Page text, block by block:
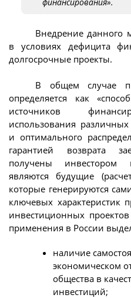
финансирования».
Внедрение данного
в условиях дефицита
долгосрочные проекты.
В общем случае
определяется как
источников
использования
и оптимального
гарантией возврата
получены инвестором
являются будущие
которые генерируются
ключевых характеристик
инвестиционных
применения в России
наличие
экономическом
общества в
инвестиций;